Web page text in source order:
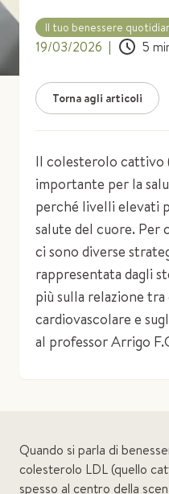
Il tuo benessere
19/03/2026 | 5
Torna agli articoli
Il colesterolo cattivo
importante per la
perché livelli elevati
salute del cuore. Per
ci sono diverse
rappresentata dagli
più sulla relazione
cardiovascolare e
al professor Arrigo
Quando si parla di
colesterolo LDL (quello
spesso al centro della